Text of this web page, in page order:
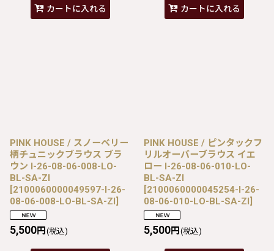
カートに入れる カートに入れる
PINK HOUSE / スノーベリー
柄チュニックブラウス ブラ
ウン I-26-08-06-008-LO-
BL-SA-ZI
[2100060000049597-I-26-
08-06-008-LO-BL-SA-ZI]
5,500円 (税込)
PINK HOUSE / ピンタックフ
リルオーバーブラウス イエ
ロー I-26-08-06-010-LO-
BL-SA-ZI
[2100060000045254-I-26-
08-06-010-LO-BL-SA-ZI]
5,500円 (税込)